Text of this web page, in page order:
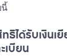
นี้
ด้รับเงินเยีย
เบียน